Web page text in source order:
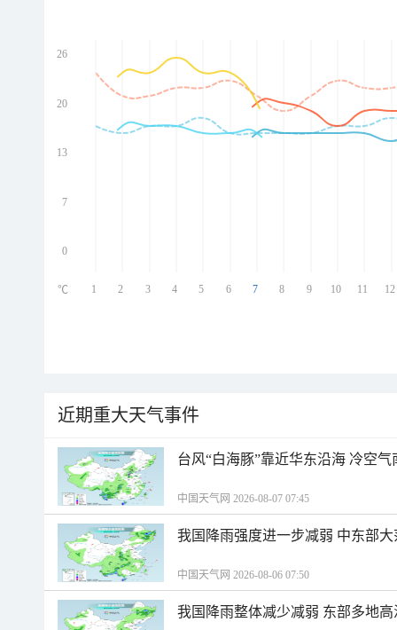
26
20
13
7
0
1 2 3 4 5 6 7 8 9 10 11 12
℃
近期重大天气事件
台风“白海豚”靠近华东沿海 冷空
中国天气网 2026-08-07 07:45
我国降雨强度进一步减弱 中东部
中国天气网 2026-08-06 07:50
我国降雨整体减少减弱 东部多地